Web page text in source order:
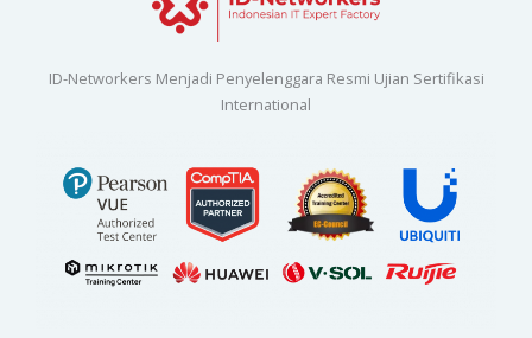
ID-Networkers Menjadi Penyelenggara Resmi Ujian Sertifikasi
International